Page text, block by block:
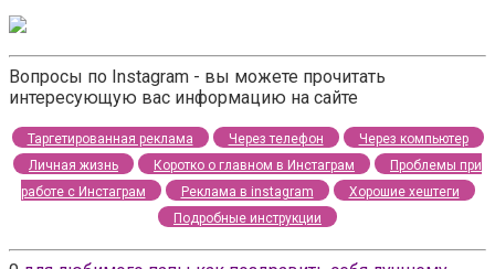
Вопросы по Instagram - вы можете прочитать
интересующую вас информацию на сайте
Таргетированная реклама Через телефон
Через компьютер
Личная жизнь
Коротко о главном в Инстаграм
Проблемы при
работе с Инстаграм
Реклама в instagram
Хорошие хештеги
Подробные инструкции